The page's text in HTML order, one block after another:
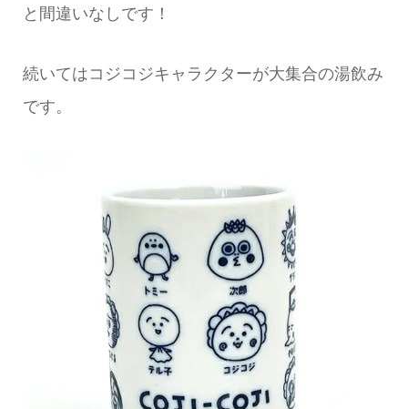
と間違いなしです！
続いてはコジコジキャラクターが大集合の湯飲み
です。